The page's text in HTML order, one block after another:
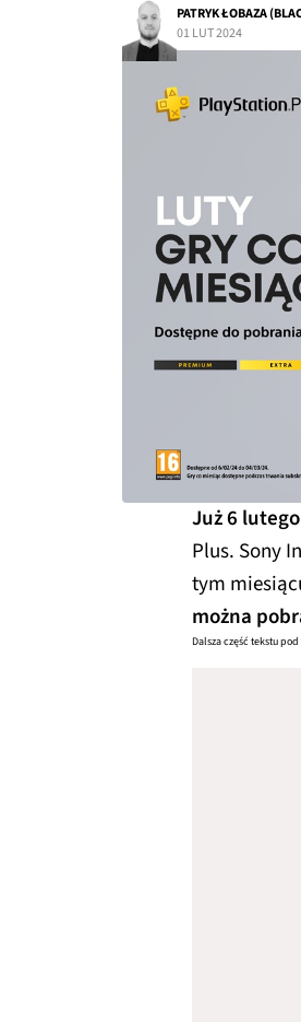
PATRYK ŁOBAZA
01 LUT 2024
Już 6 lutego
Plus. Sony
tym
można
Dalsza część tekstu